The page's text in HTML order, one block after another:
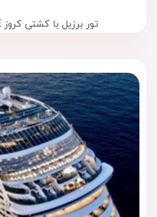
تور برزیل با کشتی کروز MSC CRUISE